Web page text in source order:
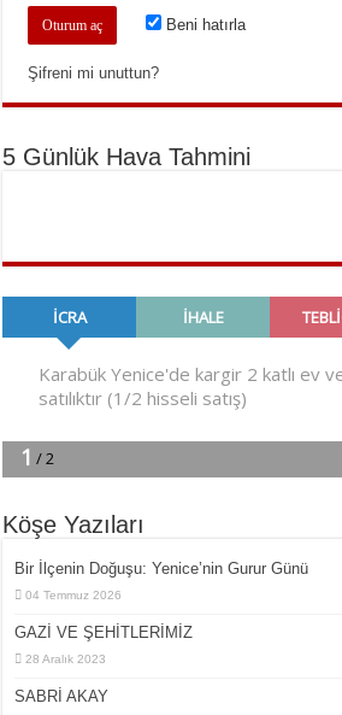
Beni hatırla
Şifreni mi unuttun?
5 Günlük Hava Tahmini
Köşe Yazıları
Bir İlçe­nin Do­ğu­şu: Ye­ni­ce’nin Gurur Günü
04 Temmuz 2026
GAZİ VE ŞEHİTLERİMİZ
28 Aralık 2023
SABRİ AKAY